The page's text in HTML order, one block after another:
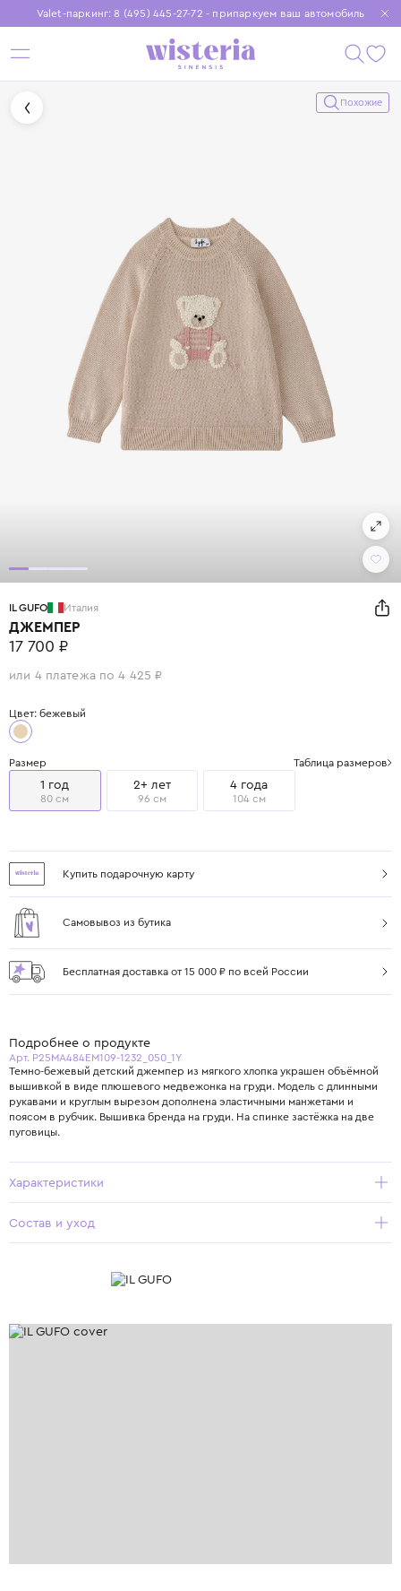
Valet-паркинг: 8 (495) 445-27-72 - припаркуем ваш автомобиль
Бесплатная доставка при заказе от 15 000 ₽
Установите приложение, чтобы покупки были еще удобнее
Похожие
IL GUFO Италия
ДЖЕМПЕР
17 700 ₽
или 4 платежа по 4 425 ₽
Цвет: бежевый
Размер Таблица размеров
1 год
80 см
2+ лет
96 см
4 года
104 см
Купить подарочную карту
Самовывоз из бутика
Бесплатная доставка от 15 000 ₽ по всей России
Подробнее о продукте
Арт. P25MA484EM109-1232_050_1Y
Темно-бежевый детский джемпер из мягкого хлопка украшен объёмной
вышивкой в виде плюшевого медвежонка на груди. Модель с длинными
рукавами и круглым вырезом дополнена эластичными манжетами и
поясом в рубчик. Вышивка бренда на груди. На спинке застёжка на две
пуговицы.
Характеристики
Состав и уход